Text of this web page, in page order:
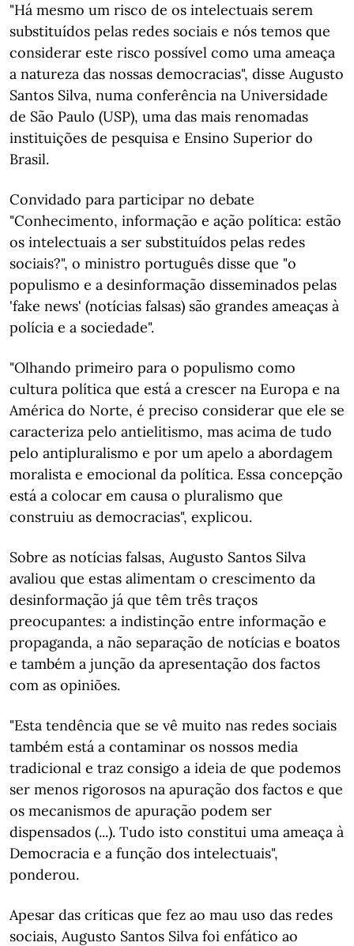
"Há mesmo um risco de os intelectuais serem
substituídos pelas redes sociais e nós temos que
considerar este risco possível como uma ameaça
a natureza das nossas democracias", disse Augusto
Santos Silva, numa conferência na Universidade
de São Paulo (USP), uma das mais renomadas
instituições de pesquisa e Ensino Superior do
Brasil.
Convidado para participar no debate
"Conhecimento, informação e ação política: estão
os intelectuais a ser substituídos pelas redes
sociais?", o ministro português disse que "o
populismo e a desinformação disseminados pelas
'fake news' (notícias falsas) são grandes ameaças à
polícia e a sociedade".
"Olhando primeiro para o populismo como
cultura política que está a crescer na Europa e na
América do Norte, é preciso considerar que ele se
caracteriza pelo antielitismo, mas acima de tudo
pelo antipluralismo e por um apelo a abordagem
moralista e emocional da política. Essa concepção
está a colocar em causa o pluralismo que
construiu as democracias", explicou.
Sobre as notícias falsas, Augusto Santos Silva
avaliou que estas alimentam o crescimento da
desinformação já que têm três traços
preocupantes: a indistinção entre informação e
propaganda, a não separação de notícias e boatos
e também a junção da apresentação dos factos
com as opiniões.
"Esta tendência que se vê muito nas redes sociais
também está a contaminar os nossos media
tradicional e traz consigo a ideia de que podemos
ser menos rigorosos na apuração dos factos e que
os mecanismos de apuração podem ser
dispensados (...). Tudo isto constitui uma ameaça à
Democracia e a função dos intelectuais",
ponderou.
Apesar das críticas que fez ao mau uso das redes
sociais, Augusto Santos Silva foi enfático ao